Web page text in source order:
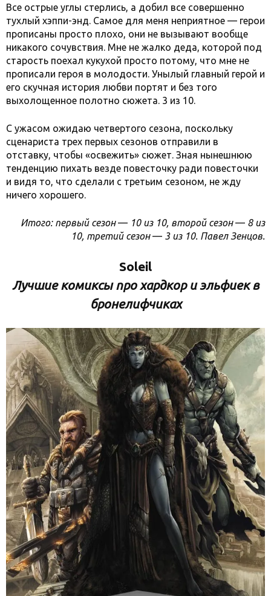
Все острые углы стерлись, а добил все совершенно
тухлый хэппи-энд. Самое для меня неприятное — герои
прописаны просто плохо, они не вызывают вообще
никакого сочувствия. Мне не жалко деда, которой под
старость поехал кукухой просто потому, что мне не
прописали героя в молодости. Унылый главный герой и
его скучная история любви портят и без того
выхолощенное полотно сюжета. 3 из 10.
С ужасом ожидаю четвертого сезона, поскольку
сценариста трех первых сезонов отправили в
отставку, чтобы «освежить» сюжет. Зная нынешнюю
тенденцию пихать везде повесточку ради повесточки
и видя то, что сделали с третьим сезоном, не жду
ничего хорошего.
Итого: первый сезон— 10 из 10, второй сезон— 8 из
10, третий сезон— 3 из 10. Павел Зенцов.
Soleil
Лучшие комиксы про хардкор и эльфиек в
бронелифчиках